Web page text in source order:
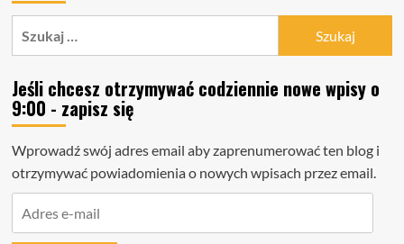
Jeśli chcesz otrzymywać codziennie nowe wpisy o
9:00 - zapisz się
Wprowadź swój adres email aby zaprenumerować ten blog i
otrzymywać powiadomienia o nowych wpisach przez email.